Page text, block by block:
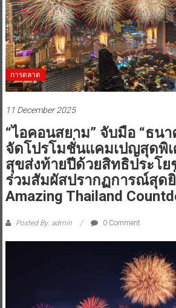
การตลาด
11 December 2025
“ไอคอนสยาม” จับมือ “ธน
จัดโปรโมชั่นแคมเปญสุดพิ
สุขส่งท้ายปีด้วยสิทธิประโย
ร่วมสัมผัสปรากฏการณ์สุด
Amazing Thailand
Posted By: admin 0 Comment